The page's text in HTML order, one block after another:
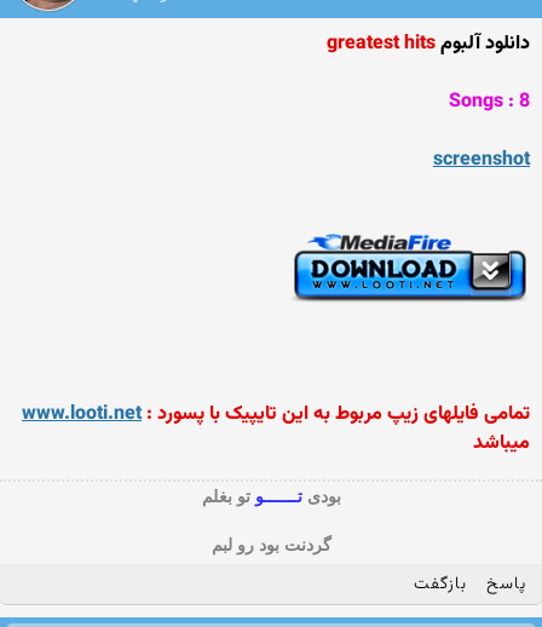
دانلود آلبومgreatest hits
Songs : 8
screenshot
تمامی فایلهای زیپ مربوط به این تایپیک با پسورد :www.looti.net
میباشد
بودیتـــــــوتو بغلم
گردنت بود رو لبم
پاسخ بازگفت